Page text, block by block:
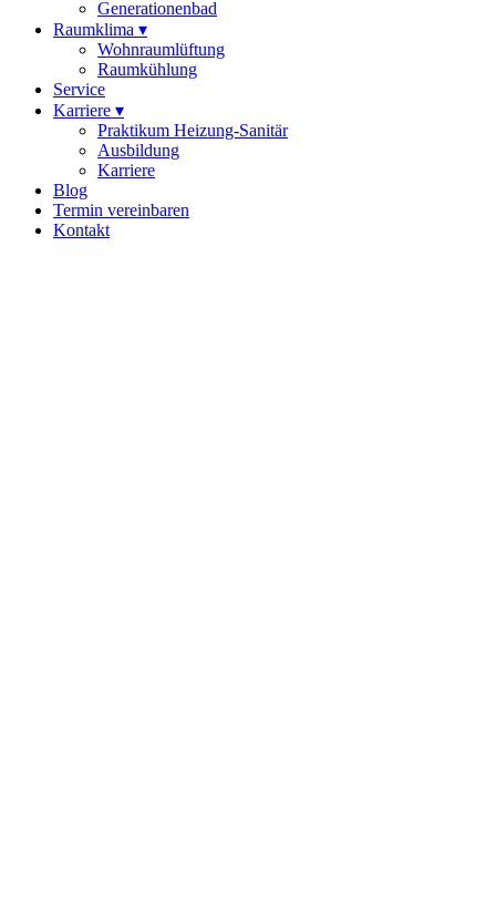
Generationenbad
Raumklima ▾
Wohnraumlüftung
Raumkühlung
Service
Karriere ▾
Praktikum Heizung-Sanitär
Ausbildung
Karriere
Blog
Termin vereinbaren
Kontakt